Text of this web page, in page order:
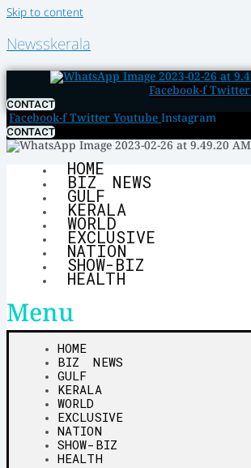
Skip to content
Newsskerala
Facebook-f Twitter
CONTACT
Facebook-f Twitter Youtube Instagram
CONTACT
HOME
BIZ NEWS
GULF
KERALA
WORLD
EXCLUSIVE
NATION
SHOW-BIZ
HEALTH
Menu
HOME
BIZ NEWS
GULF
KERALA
WORLD
EXCLUSIVE
NATION
SHOW-BIZ
HEALTH